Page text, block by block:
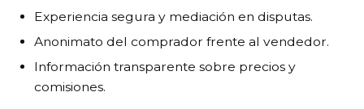
Experiencia segura y mediación en disputas.
Anonimato del comprador frente al vendedor.
Información transparente sobre precios y
comisiones.